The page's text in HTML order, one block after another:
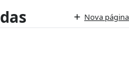
Nova página